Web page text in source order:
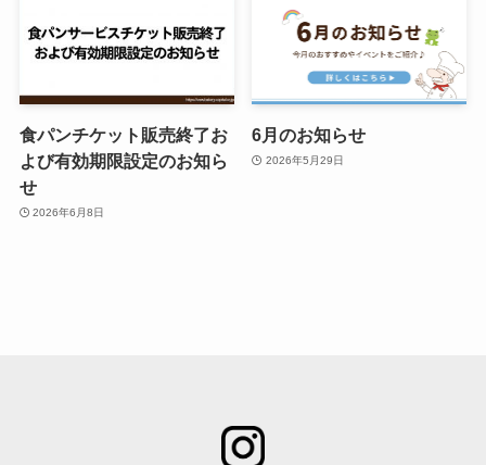
食パンチケット販売終了お
よび有効期限設定のお知ら
せ
2026年6月8日
6月のお知らせ
2026年5月29日